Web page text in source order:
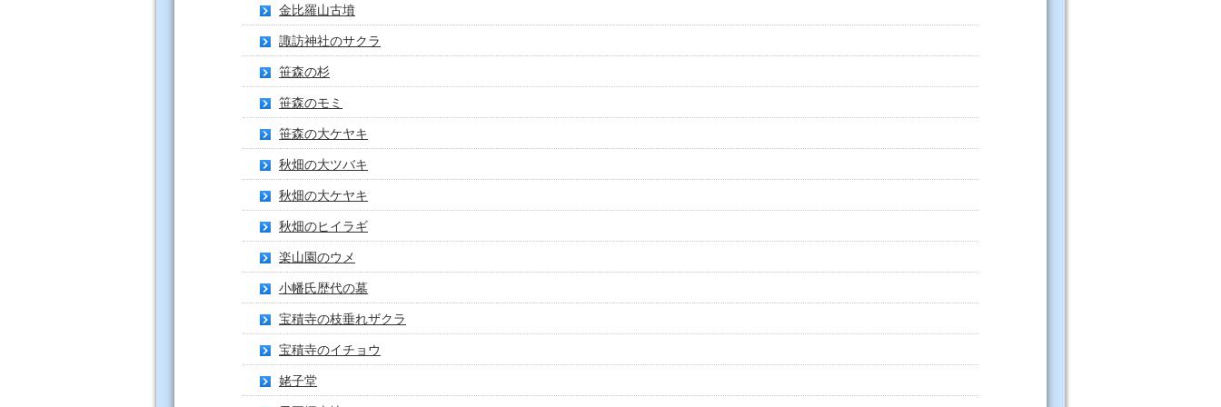
金比羅山古墳
諏訪神社のサクラ
笹森の杉
笹森のモミ
笹森の大ケヤキ
秋畑の大ツバキ
秋畑の大ケヤキ
秋畑のヒイラギ
楽山園のウメ
小幡氏歴代の墓
宝積寺の枝垂れザクラ
宝積寺のイチョウ
姥子堂